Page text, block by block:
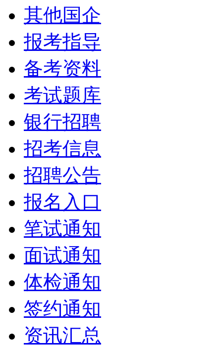
其他国企
报考指导
备考资料
考试题库
银行招聘
招考信息
招聘公告
报名入口
笔试通知
面试通知
体检通知
签约通知
资讯汇总